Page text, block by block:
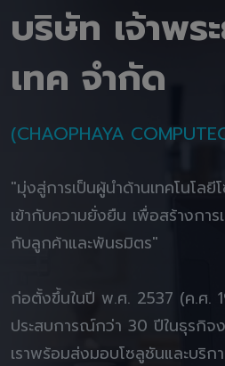
บริษัท เจ้าพร
เทค จำกัด
(CHAOPHAYA
"มุ่งสู่การเป็นผู้นำด้านเทคโนโล
เข้ากับความยั่งยืน เพื่อสร้างกา
กับลูกค้าและพันธมิตร"
ก่อตั้งขึ้นในปี พ.ศ. 2537 (ค.ศ.
ประสบการณ์กว่า 30 ปีในธุรกิจ
เราพร้อมส่งมอบโซลูชันและบริก